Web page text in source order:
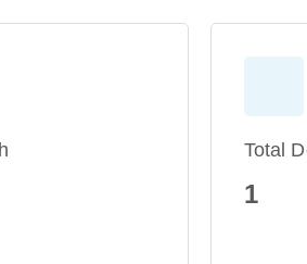
Total
1